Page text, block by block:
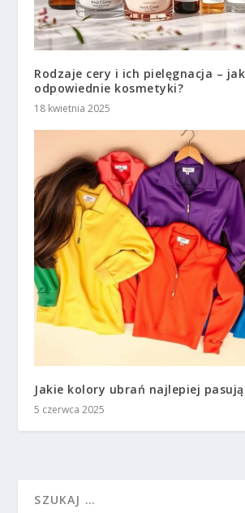
Rodzaje cery i ich pielęgnacja –
odpowiednie kosmetyki?
18 kwietnia 2025
Jakie kolory ubrań najlepiej
5 czerwca 2025